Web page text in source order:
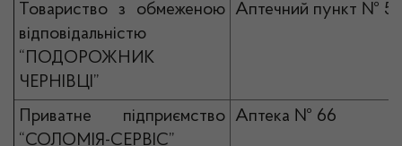
Товариство з обмеженою
відповідальністю
“ПОДОРОЖНИК
ЧЕРНІВЦІ”
Аптечний пункт № 5
Приватне підприємство
“СОЛОМІЯ-СЕРВІС”
Аптека № 66